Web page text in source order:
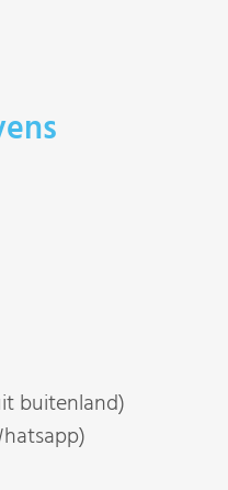
buitenland)